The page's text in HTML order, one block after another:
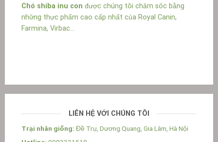
Chó shiba inu con được chúng tôi chăm sóc bằng
những thực phẩm cao cấp nhất của Royal Canin,
Farmina, Virbac...
LIÊN HỆ VỚI CHÚNG TÔI
Trại nhân giống: Đề Trụ, Dương Quang, Gia Lâm, Hà Nội